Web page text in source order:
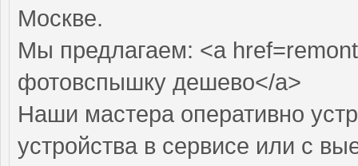
Москве.
Мы предлагаем: <a
фотовспышку дешево</a>
Наши мастера оперативно
устройства в сервисе или с